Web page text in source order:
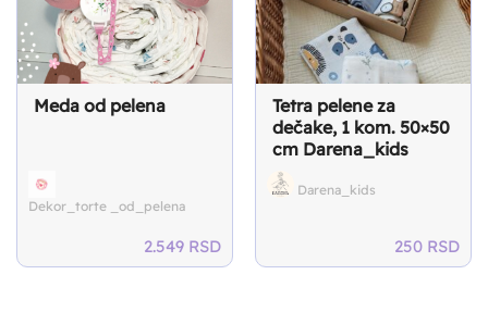
Meda od pelena
Dekor_torte _od_pelena
2.549 RSD
Tetra pelene za
dečake, 1 kom. 50×50
cm Darena_kids
Darena_kids
250 RSD